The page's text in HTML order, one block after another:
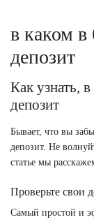
в каком в
депозит
Как узнать,
депозит
Бывает, что вы
депозит. Не
статье мы
Проверьте свои
Самый простой и